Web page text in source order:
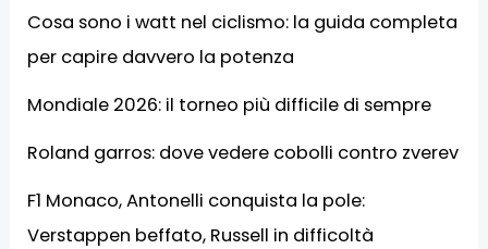
Cosa sono i watt nel ciclismo: la guida completa
per capire davvero la potenza
Mondiale 2026: il torneo più difficile di sempre
Roland garros: dove vedere cobolli contro zverev
F1 Monaco, Antonelli conquista la pole:
Verstappen beffato, Russell in difficoltà